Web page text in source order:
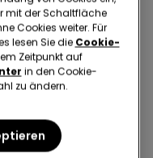
recycelt
€ 9,09 €
Bestpreis vor Reduzierung:
-30%
Preis:12,99 € -30%
mit der Schaltfläche
Cookies weiter. Für
lesen Sie die Cookie-
Zeitpunkt auf
in den Cookie-
zu ändern.